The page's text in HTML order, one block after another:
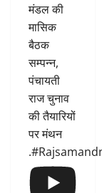
मंडल की
मासिक
बैठक
सम्पन्न,
पंचायती
राज चुनाव
की तैयारियों
पर मंथन